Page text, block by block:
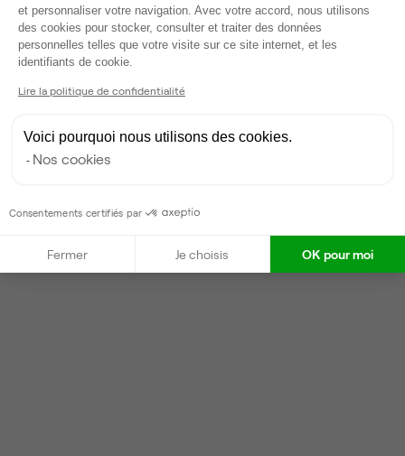
K Kelly
Partenaire depuis 2024
Répond en quelques jours
Locataires trouvés sur Ubiq : 6
et personnaliser votre navigation. Avec votre accord, nous utilisons
des cookies pour stocker, consulter et traiter des données
personnelles telles que votre visite sur ce site internet, et les
identifiants de cookie.
Lire la politique de confidentialité
Voici pourquoi nous utilisons des cookies.
Nos cookies
Consentements certifiés par
Fermer Je choisis OK pour moi